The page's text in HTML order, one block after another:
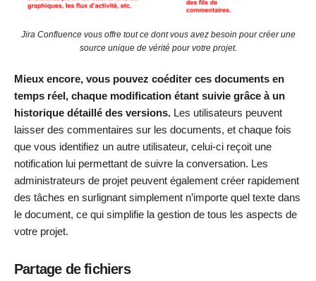
Jira Confluence vous offre tout ce dont vous avez besoin pour créer une
source unique de vérité pour votre projet.
Mieux encore, vous pouvez coéditer ces documents en
temps réel, chaque modification étant suivie grâce à un
historique détaillé des versions. Les utilisateurs peuvent
laisser des commentaires sur les documents, et chaque fois
que vous identifiez un autre utilisateur, celui-ci reçoit une
notification lui permettant de suivre la conversation. Les
administrateurs de projet peuvent également créer rapidement
des tâches en surlignant simplement n’importe quel texte dans
le document, ce qui simplifie la gestion de tous les aspects de
votre projet.
Partage de fichiers